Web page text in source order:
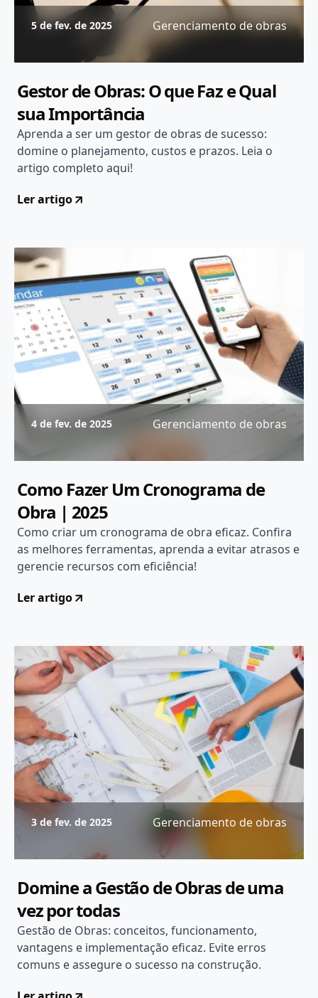
5 de fev. de 2025 Gerenciamento de obras
Gestor de Obras: O que Faz e Qual
sua Importância
Aprenda a ser um gestor de obras de sucesso:
domine o planejamento, custos e prazos. Leia o
artigo completo aqui!
Ler artigo
4 de fev. de 2025 Gerenciamento de obras
Como Fazer Um Cronograma de
Obra | 2025
Como criar um cronograma de obra eficaz. Confira
as melhores ferramentas, aprenda a evitar atrasos e
gerencie recursos com eficiência!
Ler artigo
3 de fev. de 2025 Gerenciamento de obras
Domine a Gestão de Obras de uma
vez por todas
Gestão de Obras: conceitos, funcionamento,
vantagens e implementação eficaz. Evite erros
comuns e assegure o sucesso na construção.